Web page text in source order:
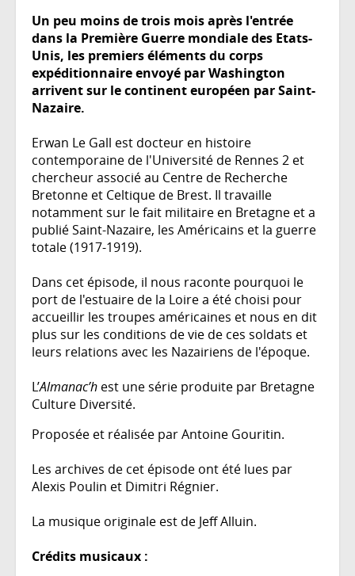
Un peu moins de trois mois après l'entrée
dans la Première Guerre mondiale des Etats-
Unis, les premiers éléments du corps
expéditionnaire envoyé par Washington
arrivent sur le continent européen par Saint-
Nazaire.
Erwan Le Gall est docteur en histoire
contemporaine de l'Université de Rennes 2 et
chercheur associé au Centre de Recherche
Bretonne et Celtique de Brest. Il travaille
notamment sur le fait militaire en Bretagne et a
publié Saint-Nazaire, les Américains et la guerre
totale (1917-1919).
Dans cet épisode, il nous raconte pourquoi le
port de l'estuaire de la Loire a été choisi pour
accueillir les troupes américaines et nous en dit
plus sur les conditions de vie de ces soldats et
leurs relations avec les Nazairiens de l'époque.
L’Almanac’h est une série produite par Bretagne
Culture Diversité.
Proposée et réalisée par Antoine Gouritin.
Les archives de cet épisode ont été lues par
Alexis Poulin et Dimitri Régnier.
La musique originale est de Jeff Alluin.
Crédits musicaux :